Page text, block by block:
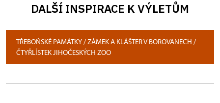
DALŠÍ INSPIRACE K VÝLETŮM
TŘEBOŇSKÉ PAMÁTKY / ZÁMEK A KLÁŠTER V BOROVANECH /
ČTYŘLÍSTEK JIHOČESKÝCH ZOO